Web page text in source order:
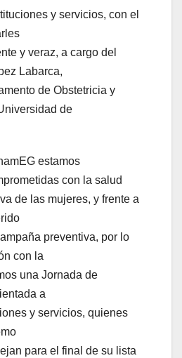
y servicios, con el
y veraz, a cargo del
Labarca,
de Obstetricia y
de
estamos
con la salud
de las mujeres, y frente a
preventiva, por lo
con la
una Jornada de
a
y servicios, quienes
para el final de su lista